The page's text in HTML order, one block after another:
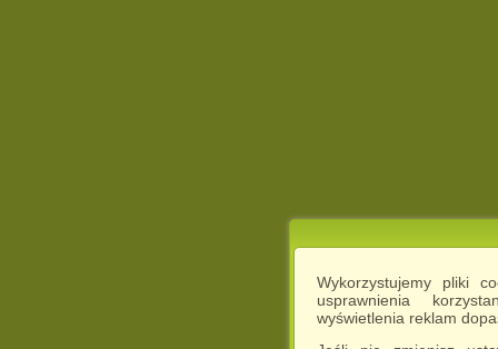
Wykorzystujemy pliki
usprawnienia
wyświetlenia reklam